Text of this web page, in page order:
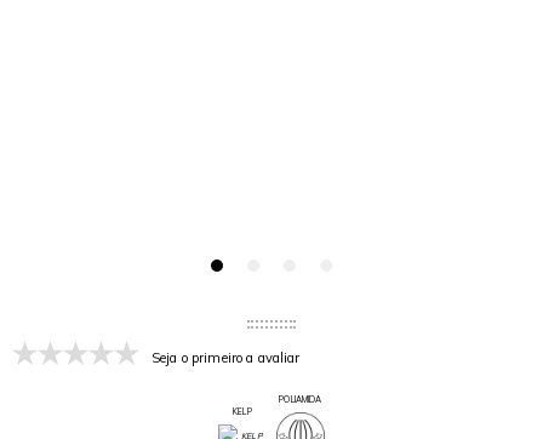
Seja o primeiro a avaliar
KELP
POLIAMIDA